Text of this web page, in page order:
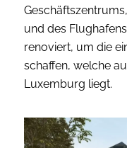
und des
renoviert, um die
schaffen, welche
Luxemburg liegt.